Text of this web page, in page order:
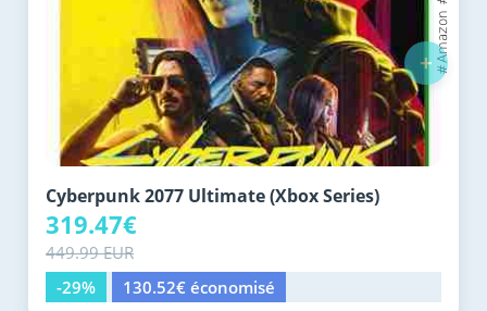
Cyberpunk 2077 Ultimate (Xbox Series)
319.47€
449.99 EUR
-29%
130.52€ économisé
+